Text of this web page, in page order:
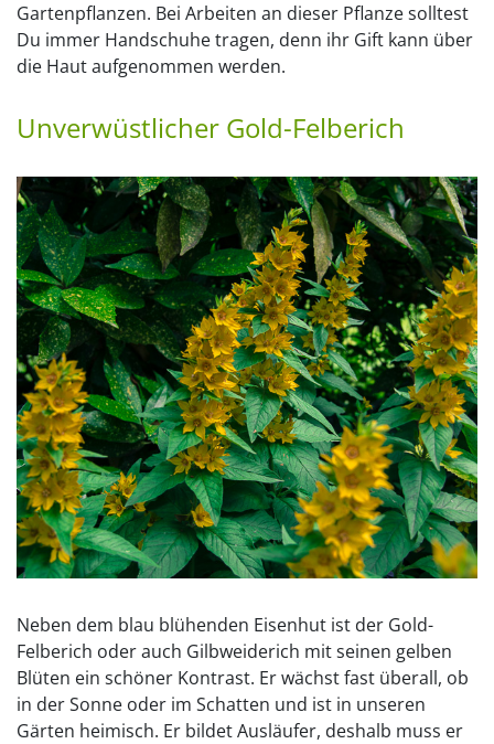
Gartenpflanzen. Bei Arbeiten an dieser Pflanze solltest
Du immer Handschuhe tragen, denn ihr Gift kann über
die Haut aufgenommen werden.
Unverwüstlicher Gold-Felberich
Neben dem blau blühenden Eisenhut ist der Gold-
Felberich oder auch Gilbweiderich mit seinen gelben
Blüten ein schöner Kontrast. Er wächst fast überall, ob
in der Sonne oder im Schatten und ist in unseren
Gärten heimisch. Er bildet Ausläufer, deshalb muss er